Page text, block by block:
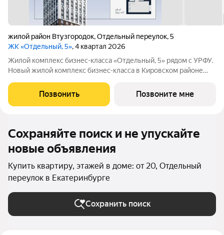
жилой район Втузгородок,Отдельный переулок,5
ЖК «Отдельный, 5», 4 квартал 2026
Жилой комплекс бизнес-класса «Отдельный, 5» рядом с УРФУ.
Новый жилой комплекс бизнес-класса в Кировском районе
квартале между улицами Малышева, Мира и Гагарина.
Архитектурный ансамбль состоит из
Позвонить Позвоните мне
Сохраняйте поиск и не упускайте
новые объявления
Купить квартиру, этажей в доме: от 20, Отдельный
переулок в Екатеринбурге
Сохранить поиск